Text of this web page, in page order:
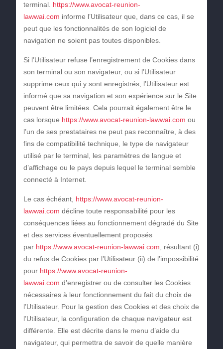
terminal. https://www.avocat-reunion-
lawwai.com informe l’Utilisateur que, dans ce cas, il se
peut que les fonctionnalités de son logiciel de
navigation ne soient pas toutes disponibles.
Si l’Utilisateur refuse l’enregistrement de Cookies dans
son terminal ou son navigateur, ou si l’Utilisateur
supprime ceux qui y sont enregistrés, l’Utilisateur est
informé que sa navigation et son expérience sur le Site
peuvent être limitées. Cela pourrait également être le
cas lorsque https://www.avocat-reunion-lawwai.com ou
l’un de ses prestataires ne peut pas reconnaître, à des
fins de compatibilité technique, le type de navigateur
utilisé par le terminal, les paramètres de langue et
d’affichage ou le pays depuis lequel le terminal semble
connecté à Internet.
Le cas échéant, https://www.avocat-reunion-
lawwai.com décline toute responsabilité pour les
conséquences liées au fonctionnement dégradé du Site
et des services éventuellement proposés
par https://www.avocat-reunion-lawwai.com , résultant (i)
du refus de Cookies par l’Utilisateur (ii) de l’impossibilité
pour https://www.avocat-reunion-
lawwai.com d’enregistrer ou de consulter les Cookies
nécessaires à leur fonctionnement du fait du choix de
l’Utilisateur. Pour la gestion des Cookies et des choix de
l’Utilisateur, la configuration de chaque navigateur est
différente. Elle est décrite dans le menu d’aide du
navigateur, qui permettra de savoir de quelle manière